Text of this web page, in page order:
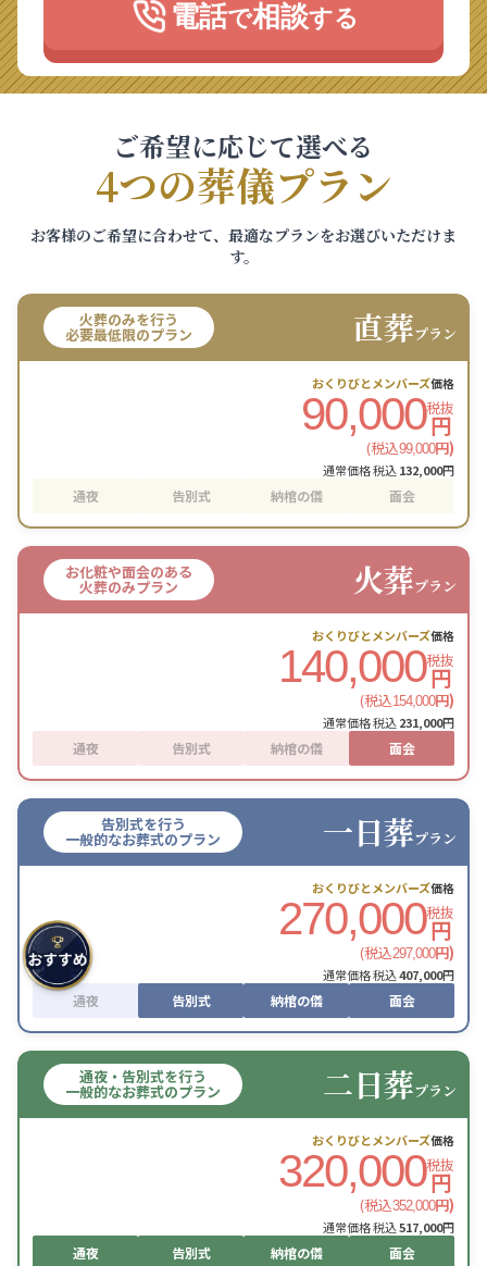
電話で相談する
ご希望に応じて選べる
4つの葬儀プラン
お客様のご希望に合わせて、最適なプランをお選びいただけま
す。
火葬のみを行う
必要最低限のプラン 直葬プラン
おくりびとメンバーズ価格
90,000税抜
円
(税込99,000円)
通常価格 税込132,000円
通夜 告別式 納棺の儀 面会
お化粧や面会のある
火葬のみプラン 火葬プラン
おくりびとメンバーズ価格
140,000税抜
円
(税込154,000円)
通常価格 税込231,000円
通夜 告別式 納棺の儀 面会
告別式を行う
一般的なお葬式のプラン 一日葬プラン
おくりびとメンバーズ価格
270,000税抜
円
(税込297,000円)
通常価格 税込407,000円
通夜 告別式 納棺の儀 面会
通夜・告別式を行う
一般的なお葬式のプラン 二日葬プラン
おくりびとメンバーズ価格
320,000税抜
円
(税込352,000円)
通常価格 税込517,000円
通夜 告別式 納棺の儀 面会